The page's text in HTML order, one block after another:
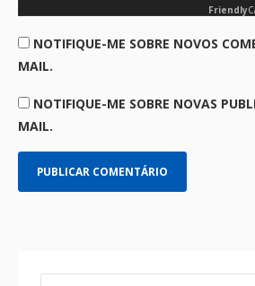
Friendly
NOTIFIQUE-ME SOBRE NOVOS
MAIL.
NOTIFIQUE-ME SOBRE NOVAS
MAIL.